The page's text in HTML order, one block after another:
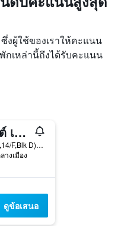
งผู้ใช้ของเราให้คะแนน
กเหล่านี้ถึงได้รับคะแนน
เอเวอเรสต์ เบสแคมป์ โฮสเทล
(Reception-D7,14/F,Blk D)Flat D2,17/F, ฮ่องกง, ฮ่องกง
างเมือง
ดูข้อเสนอ